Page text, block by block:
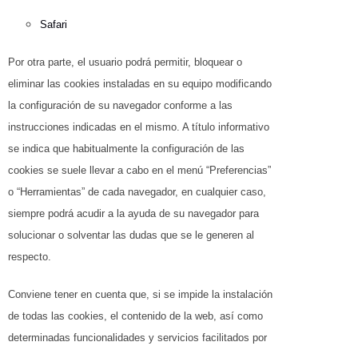
Safari
Por otra parte, el usuario podrá permitir, bloquear o
eliminar las cookies instaladas en su equipo modificando
la configuración de su navegador conforme a las
instrucciones indicadas en el mismo. A título informativo
se indica que habitualmente la configuración de las
cookies se suele llevar a cabo en el menú “Preferencias”
o “Herramientas” de cada navegador, en cualquier caso,
siempre podrá acudir a la ayuda de su navegador para
solucionar o solventar las dudas que se le generen al
respecto.
Conviene tener en cuenta que, si se impide la instalación
de todas las cookies, el contenido de la web, así como
determinadas funcionalidades y servicios facilitados por